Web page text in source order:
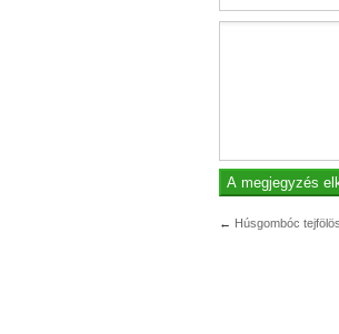
← Húsgombóc